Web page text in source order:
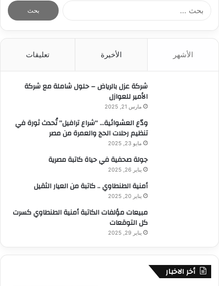
الأشهر الأخيرة تعليقات
شركة عزل بالرياض – حلول شاملة مع شركة
الأمير للعوازل
مارس 21, 2025
ودّع العشوائية… “شراع ترافيل” تُحدث ثورة في
تنظيم رحلات الحج والعمرة من مصر
مايو 23, 2025
جولة صحفية في حياة كاتبة مصرية
يناير 26, 2025
أمنية الطنطاوي .. كاتبة من العيار الثقيل
يناير 20, 2025
مبيعات مؤلفات الكاتبة أمنية الطنطاوي كسرت
كل التوقعات
يناير 29, 2025
أخر الاخبار